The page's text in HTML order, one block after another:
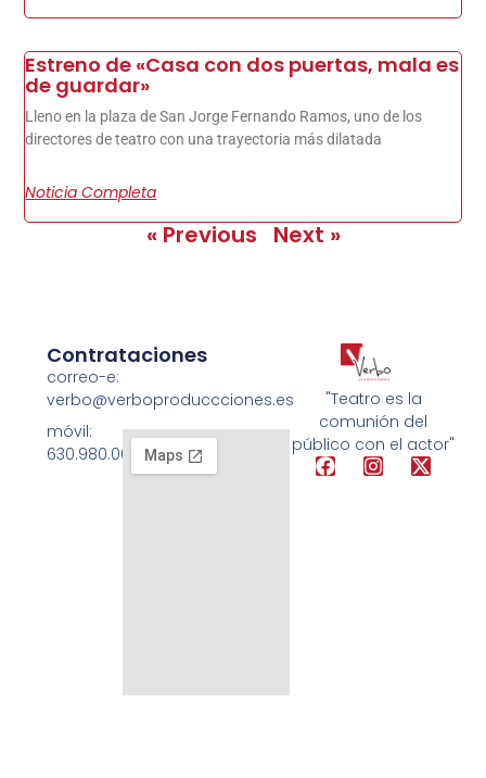
Estreno de «Casa con dos puertas, mala es
de guardar»
Lleno en la plaza de San Jorge Fernando Ramos, uno de los
directores de teatro con una trayectoria más dilatada
Noticia Completa
« Previous Next »
"Teatro es la
comunión del
público con el actor"
Contrataciones
correo-e:
verbo@verboproduccciones.es
móvil:
630.980.008